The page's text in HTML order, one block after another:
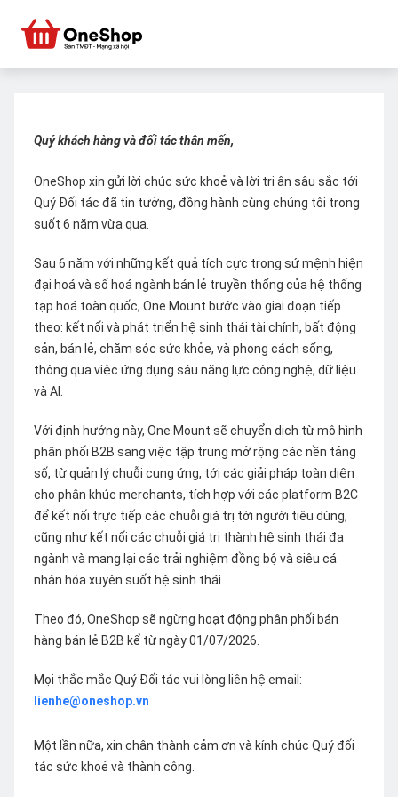
Quý khách hàng và đối tác thân mến,
OneShop xin gửi lời chúc sức khoẻ và lời tri ân sâu sắc tới
Quý Đối tác đã tin tưởng, đồng hành cùng chúng tôi trong
suốt 6 năm vừa qua.
Sau 6 năm với những kết quả tích cực trong sứ mệnh hiện
đại hoá và số hoá ngành bán lẻ truyền thống của hệ thống
tạp hoá toàn quốc, One Mount bước vào giai đoạn tiếp
theo: kết nối và phát triển hệ sinh thái tài chính, bất động
sản, bán lẻ, chăm sóc sức khỏe, và phong cách sống,
thông qua việc ứng dụng sâu năng lực công nghệ, dữ liệu
và AI.
Với định hướng này, One Mount sẽ chuyển dịch từ mô hình
phân phối B2B sang việc tập trung mở rộng các nền tảng
số, từ quản lý chuỗi cung ứng, tới các giải pháp toàn diện
cho phân khúc merchants, tích hợp với các platform B2C
để kết nối trực tiếp các chuỗi giá trị tới người tiêu dùng,
cũng như kết nối các chuỗi giá trị thành hệ sinh thái đa
ngành và mang lại các trải nghiệm đồng bộ và siêu cá
nhân hóa xuyên suốt hệ sinh thái
Theo đó, OneShop sẽ ngừng hoạt động phân phối bán
hàng bán lẻ B2B kể từ ngày 01/07/2026.
Mọi thắc mắc Quý Đối tác vui lòng liên hệ email:
lienhe@oneshop.vn
Một lần nữa, xin chân thành cảm ơn và kính chúc Quý đối
tác sức khoẻ và thành công.